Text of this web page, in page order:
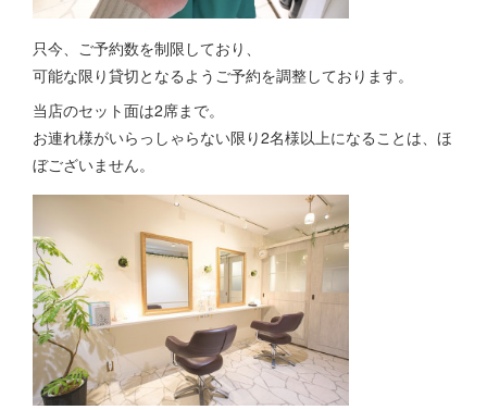
只今、ご予約数を制限しており、
可能な限り貸切となるようご予約を調整しております。
当店のセット面は2席まで。
お連れ様がいらっしゃらない限り2名様以上になることは、ほ
ぼございません。